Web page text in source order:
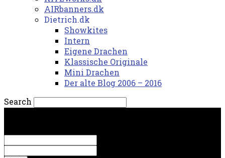
AIRbanners.dk
Dietrich.dk
Showkites
Intern
Eigene Drachen
Klassische Originale
Mini Drachen
Der alte Blog 2006 – 2016
Search